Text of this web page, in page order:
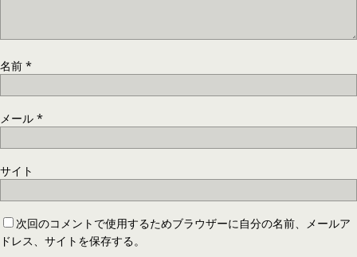
名前 *
メール *
サイト
次回のコメントで使用するためブラウザーに自分の名前、メールア
ドレス、サイトを保存する。